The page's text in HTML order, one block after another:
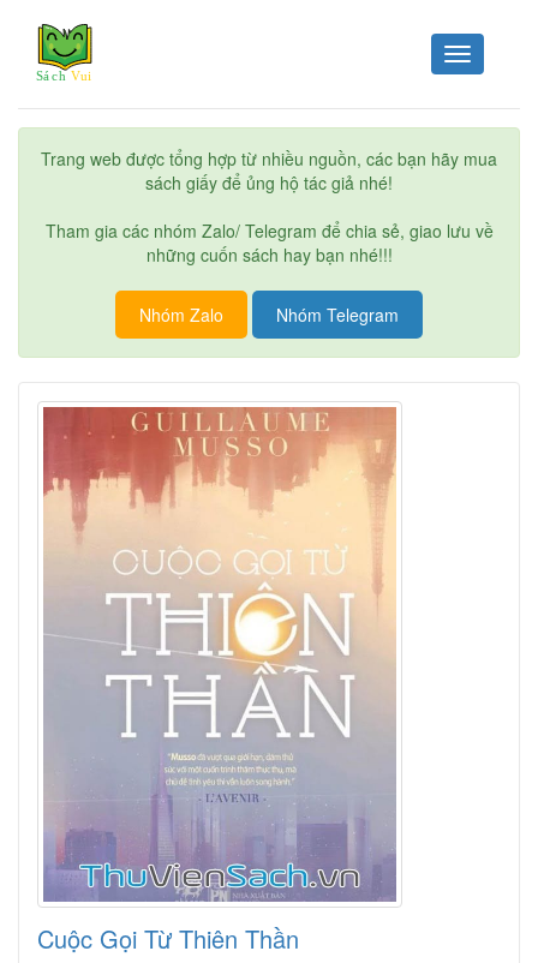
Toggle
navigation
Trang web được tổng hợp từ nhiều nguồn, các bạn hãy mua
sách giấy để ủng hộ tác giả nhé!
Tham gia các nhóm Zalo/ Telegram để chia sẻ, giao lưu về
những cuốn sách hay bạn nhé!!!
Nhóm Zalo Nhóm Telegram
Cuộc Gọi Từ Thiên Thần